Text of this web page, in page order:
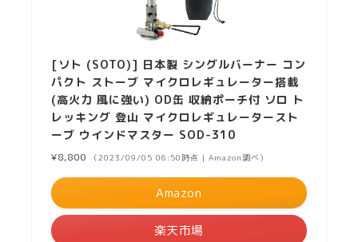
[ソト (SOTO)] 日本製 シングルバーナー コン
パクト ストーブ マイクロレギュレーター搭載
(高火力 風に強い) OD缶 収納ポーチ付 ソロ ト
レッキング 登山 マイクロレギュレータースト
ーブ ウインドマスター SOD-310
¥8,800 （2023/09/05 06:50時点 | Amazon調べ）
Amazon
楽天市場